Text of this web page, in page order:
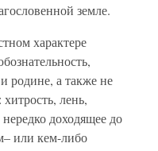
земле.
характере
родине, а также не
лень,
доходящее до
или кем-либо